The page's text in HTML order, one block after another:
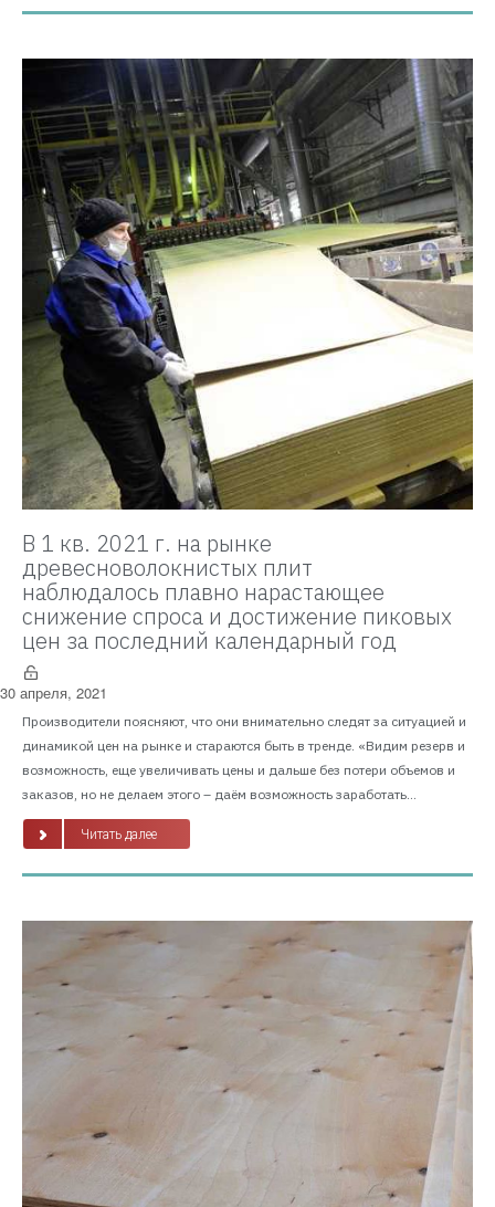
В 1 кв. 2021 г. на рынке
древесноволокнистых плит
наблюдалось плавно нарастающее
снижение спроса и достижение пиковых
цен за последний календарный год
30 апреля, 2021
Производители поясняют, что они внимательно следят за ситуацией и
динамикой цен на рынке и стараются быть в тренде. «Видим резерв и
возможность, еще увеличивать цены и дальше без потери объемов и
заказов, но не делаем этого – даём возможность заработать...
Читать далее